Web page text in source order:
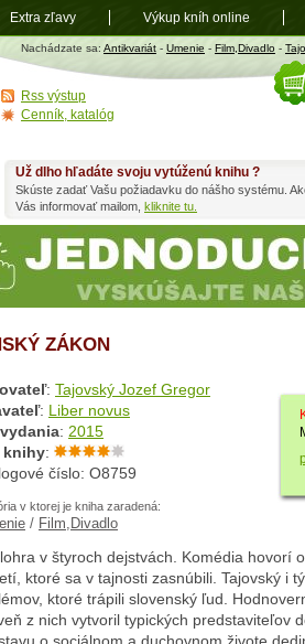
Nachádzate sa: Antikvariát - Umenie - Film,Divadlo -
ZÁKON
: Tajovský Jozef Gregor
: Liber novus
: 2015
knihy:
číslo: O8759
v ktorej je kniha zaradená:
/ Film,Divadlo
v štyroch dejstvách. Komédia hovorí
ktoré sa v tajnosti zasnúbili. Tajovský i
ktoré trápili slovenský ľud.
z nich vytvoril typických predstaviteľov
Už dlho hľadáte svoju vytúženú knihu ?
Skúste zadať Vašu požiadavku do nášho systému.
Vás informovať mailom, kliknite tu.
Rss výstup
Cenník, katalóg
Extra zľavy Výkup kníh online